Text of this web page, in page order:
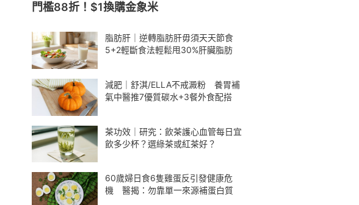
門檻88折！$1換購金象米
脂肪肝｜逆轉脂肪肝毋須天天節食
5+2輕斷食法輕鬆甩30%肝臟脂肪
減肥｜舒淇/ELLA不戒澱粉 養胃補
氣中醫推7優質碳水+3餐外食配搭
茶功效｜研究：飲茶護心血管每日宜
飲多少杯？選綠茶或紅茶好？
60歲婦日食6隻雞蛋反引發健康危
機 醫揭：勿靠單一來源補蛋白質